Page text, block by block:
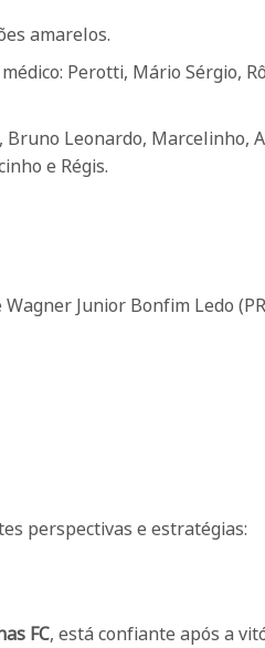
amarelos.
Perotti, Mário Sérgio,
Leonardo, Marcelinho,
e Régis.
Junior Bonfim Ledo
perspectivas e estratégias:
FC, está confiante após a